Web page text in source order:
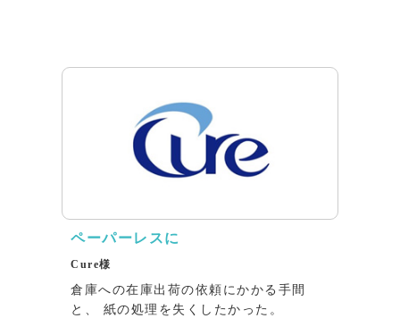
ペーパーレスに
Cure様
倉庫への在庫出荷の依頼にかかる⼿間
と、 紙の処理を失くしたかった。